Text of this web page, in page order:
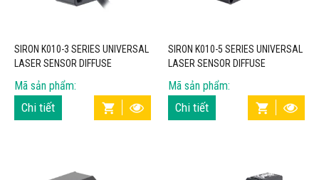
SIRON K010-3 SERIES UNIVERSAL
LASER SENSOR DIFFUSE
REFLECTION IP67
Mã sản phẩm:
Chi tiết
SIRON K010-5 SERIES UNIVERSAL
LASER SENSOR DIFFUSE
REFLECTION IP67
Mã sản phẩm:
Chi tiết